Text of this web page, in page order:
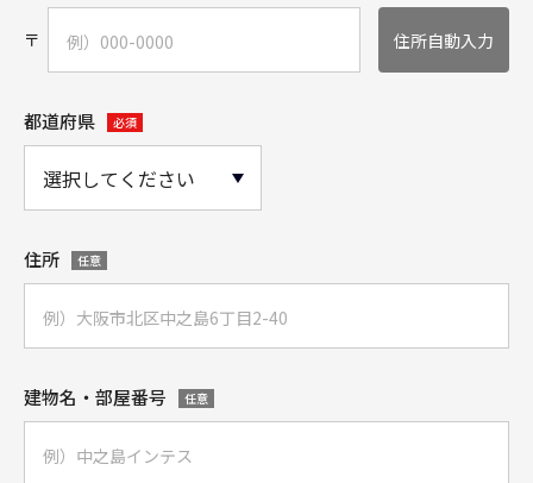
〒 住所自動入力
都道府県 必須
住所 任意
建物名・部屋番号 任意